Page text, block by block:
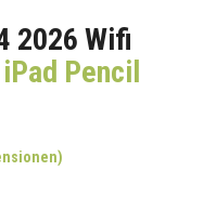
2026 Wifi
Pencil